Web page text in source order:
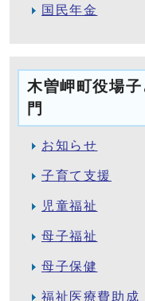
国民年金
木曽岬町役場
門
お知らせ
子育て支援
児童福祉
母子福祉
母子保健
福祉医療費助成